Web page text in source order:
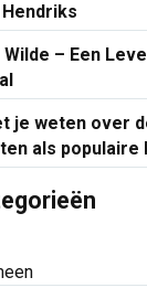
– Een
je weten over
als